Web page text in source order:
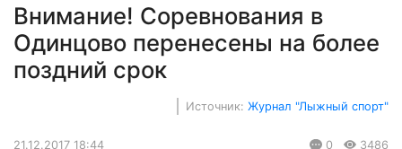
Внимание! Соревнования в
Одинцово перенесены на более
поздний срок
Источник: Журнал "Лыжный спорт"
21.12.2017 18:44 0 3486